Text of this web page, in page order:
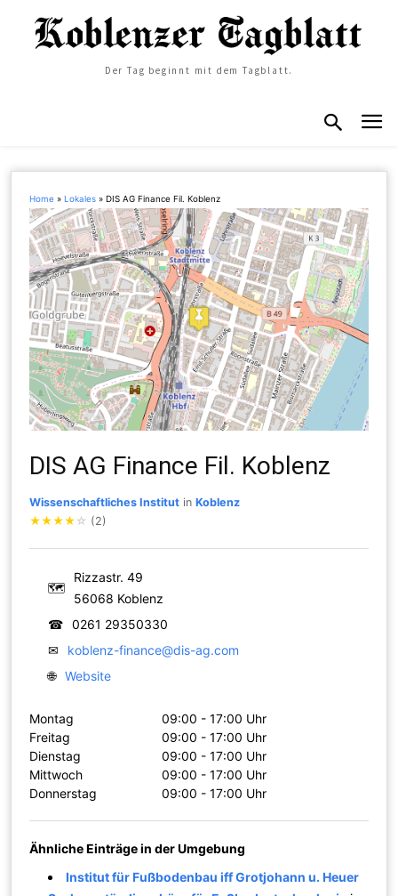
Der Tag beginnt mit dem Tagblatt.
Home »Lokales »DIS AG Finance Fil. Koblenz
DIS AG Finance Fil. Koblenz
Wissenschaftliches Institut inKoblenz
★★★★ ☆ (2)
🗺
Rizzastr. 49
56068 Koblenz
☎
0261 29350330
✉
koblenz-finance@dis-ag.com
🌐 Website
Montag
09:00 - 17:00 Uhr
Freitag
09:00 - 17:00 Uhr
Dienstag
09:00 - 17:00 Uhr
Mittwoch
09:00 - 17:00 Uhr
Donnerstag
09:00 - 17:00 Uhr
Ähnliche Einträge in der Umgebung
Institut für Fußbodenbau iff Grotjohann u. Heuer